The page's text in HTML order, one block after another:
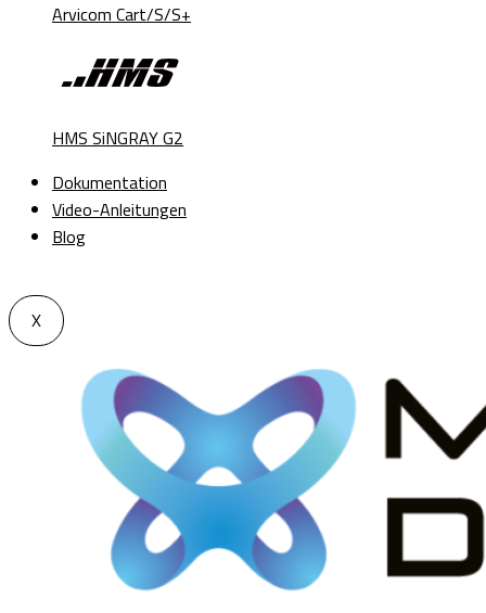
Arvicom Cart/S/S+
HMS SiNGRAY G2
Dokumentation
Video-Anleitungen
Blog
X